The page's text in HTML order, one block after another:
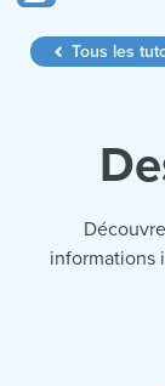
Tous les
informations